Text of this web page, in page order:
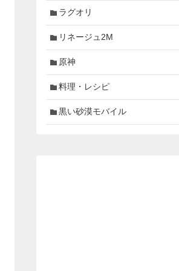
ラグオリ
リネージュ2M
原神
料理・レシピ
黒い砂漠モバイル